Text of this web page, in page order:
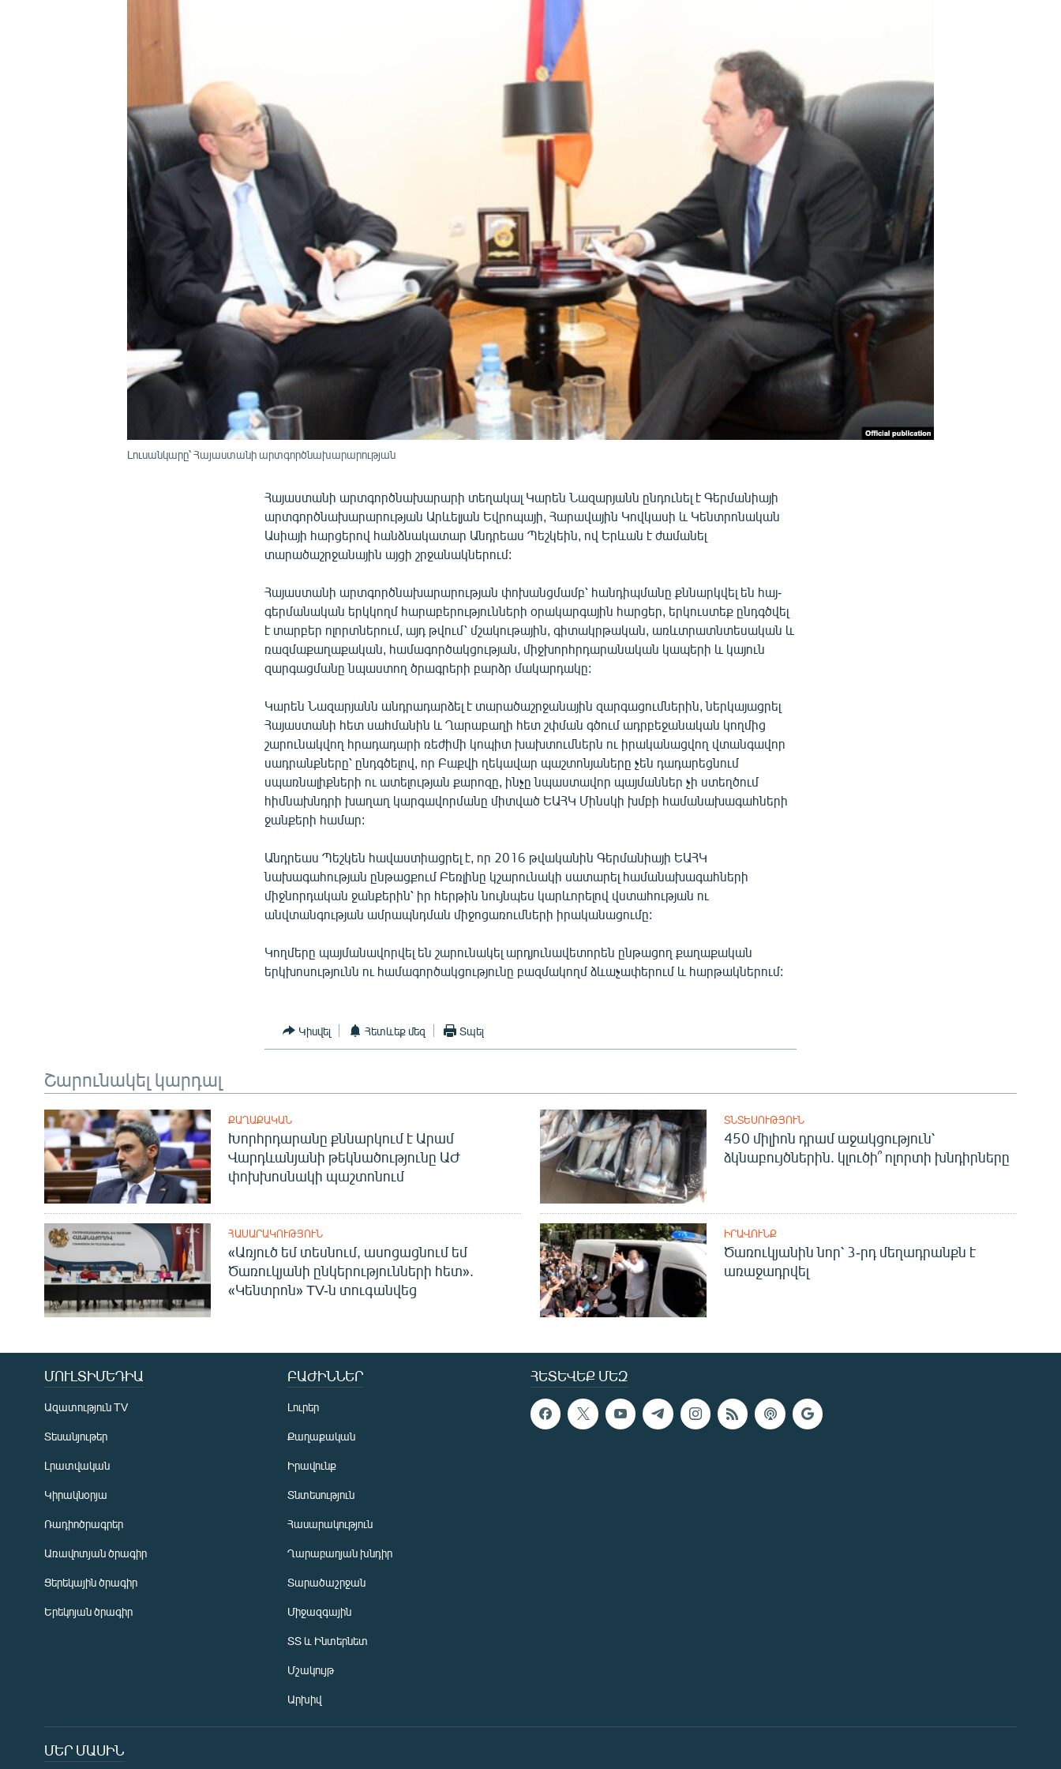
ՁԳՏԵԼՈՎ ԼԱՎԱԳՈՒՅՆԻՆ
Լուսանկարը՝ Հայաստանի արտգործնախարարության
Հայաստանի արտգործնախարարի տեղակալ Կարեն Նազարյանն ընդունել է Գերմանիայի
արտգործնախարարության Արևելյան Եվրոպայի, Հարավային Կովկասի և Կենտրոնական
Ասիայի հարցերով հանձնակատար Անդրեաս Պեշկեին, ով Երևան է ժամանել
տարածաշրջանային այցի շրջանակներում:
Հայաստանի արտգործնախարարության փոխանցմամբ՝ հանդիպմանը քննարկվել են հայ-
գերմանական երկկողմ հարաբերությունների օրակարգային հարցեր, երկուստեք ընդգծվել
է տարբեր ոլորտներում, այդ թվում՝ մշակութային, գիտակրթական, առևտրատնտեսական և
ռազմաքաղաքական, համագործակցության, միջխորհրդարանական կապերի և կայուն
զարգացմանը նպաստող ծրագրերի բարձր մակարդակը:
Կարեն Նազարյանն անդրադարձել է տարածաշրջանային զարգացումներին, ներկայացրել
Հայաստանի հետ սահմանին և Ղարաբաղի հետ շփման գծում ադրբեջանական կողմից
շարունակվող հրադադարի ռեժիմի կոպիտ խախտումներն ու իրականացվող վտանգավոր
սադրանքները՝ ընդգծելով, որ Բաքվի ղեկավար պաշտոնյաները չեն դադարեցնում
սպառնալիքների ու ատելության քարոզը, ինչը նպաստավոր պայմաններ չի ստեղծում
հիմնախնդրի խաղաղ կարգավորմանը միտված ԵԱՀԿ Մինսկի խմբի համանախագահների
ջանքերի համար:
Անդրեաս Պեշկեն հավաստիացրել է, որ 2016 թվականին Գերմանիայի ԵԱՀԿ
նախագահության ընթացքում Բեռլինը կշարունակի սատարել համանախագահների
միջնորդական ջանքերին՝ իր հերթին նույնպես կարևորելով վստահության ու
անվտանգության ամրապնդման միջոցառումների իրականացումը:
Կողմերը պայմանավորվել են շարունակել արդյունավետորեն ընթացող քաղաքական
երկխոսությունն ու համագործակցությունը բազմակողմ ձևաչափերում և հարթակներում:
Կիսվել Հետևեք մեզ Տպել
Շարունակել կարդալ
ՔԱՂԱՔԱԿԱՆ
Խորհրդարանը քննարկում է Արամ
Վարդևանյանի թեկնածությունը ԱԺ
փոխխոսնակի պաշտոնում
ՏՆՏԵՍՈՒԹՅՈՒՆ
450 միլիոն դրամ աջակցություն՝
ձկնաբույծներին. կլուծի՞ ոլորտի խնդիրները
ՀԱՍԱՐԱԿՈՒԹՅՈՒՆ
«Առյուծ եմ տեսնում, ասոցացնում եմ
Ծառուկյանի ընկերությունների հետ».
«Կենտրոն» TV-ն տուգանվեց
ԻՐԱՎՈՒՆՔ
Ծառուկյանին նոր՝ 3-րդ մեղադրանքն է
առաջադրվել
ՀԵՏԵՎԵՔ ՄԵԶ
ՄՈՒԼՏԻՄԵԴԻԱ
Ազատություն TV
Տեսանյութեր
Լրատվական
Կիրակնօրյա
Ռադիոծրագրեր
Առավոտյան ծրագիր
Ցերեկային ծրագիր
Երեկոյան ծրագիր
ԲԱԺԻՆՆԵՐ
Լուրեր
Քաղաքական
Իրավունք
Տնտեսություն
Հասարակություն
Ղարաբաղյան խնդիր
Տարածաշրջան
Միջազգային
ՏՏ և Ինտերնետ
Մշակույթ
Արխիվ
ՄԵՐ ՄԱՍԻՆ